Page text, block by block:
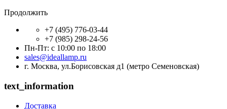
Продолжить
+7 (495) 776-03-44
+7 (985) 298-24-56
Пн-Пт: с 10:00 по 18:00
sales@ideallamp.ru
г. Москва, ул.Борисовская д1 (метро Семеновская)
text_information
Доставка